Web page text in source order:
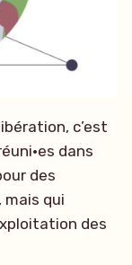
c’est
dans
des
mais qui
des